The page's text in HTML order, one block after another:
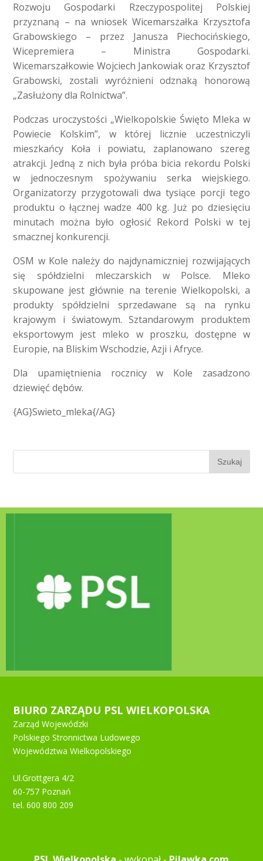
Rozwoju Gospodarki Rzeczypospolitej Polskiej
przyznaną – na wniosek Wicemarszałka Krzysztofa
Grabowskiego – przez Janusza Piechocińskiego,
Wicepremiera – Ministra Gospodarki.
Wicemarszałkowie Wojciech Jankowiak oraz Krzysztof
Grabowski, zostali wyróżnieni odznaką honorową
„Zasłużony dla Rolnictwa”.
Podczas uroczystości „Wielkopolskie Święto Mleka w
Powiecie Kolskim”, w której licznie uczestniczyli
mieszkańcy Koła i powiatu, zaplanowano szereg
atrakcji. Jedną z nich była próba bicia rekordu Polski
w jednoczesnym spożywaniu serka wiejskiego.
Organizatorzy przygotowali dwa tysiące porcji tego
produktu o łącznej wadze 400 kg. Już po dziesięciu
minutach można było ogłosić Rekord Polski w tej
smacznej konkurencji.
OSM w Kole należy do najdynamiczniej rozwijających
się spółdzielni mleczarskich w Polsce. Mleko
skupowane jest głównie na terenie Wielkopolski, a
produkty spółdzielni sprzedawane są na rynku
krajowym i światowym. Sztandarowym produktem
eksportowym jest mleko w proszku, dostępne w
Europie, na Bliskim Wschodzie, Azji i Afryce.
Dla upamiętnienia rocznicy w Kole zasadzono
dziewięć dębów.
{AG}Swieto_mleka{/AG}
BIURO ZARZĄDU PSL WIELKOPOLSKA
Zarząd Wojewódzki
Polskiego Stronnictwa Ludowego
Województwa Wielkopolskiego
Ul.Grottgera 4/2
60-757 Poznań
tel. 600 800 209